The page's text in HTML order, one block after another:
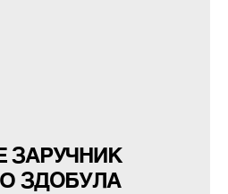
ЗАРУЧНИК
ЗДОБУЛА